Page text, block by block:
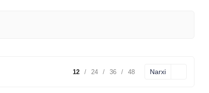
12 / 24 / 36 / 48 Narxi